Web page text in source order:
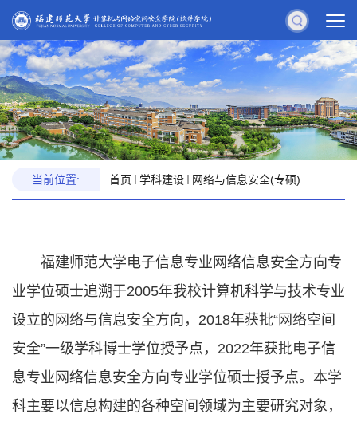
当前位置: 首页 学科建设 网络与信息安全(专硕)
福建师范大学电子信息专业网络信息安全方向专
业学位硕士追溯于2005年我校计算机科学与技术专业
设立的网络与信息安全方向，2018年获批“网络空间
安全”一级学科博士学位授予点，2022年获批电子信
息专业网络信息安全方向专业学位硕士授予点。本学
科主要以信息构建的各种空间领域为主要研究对象，